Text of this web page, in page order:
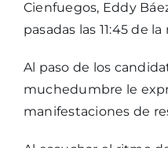
Cienfuegos, Eddy
pasadas las 11:45 de
Al paso de los
muchedumbre le
manifestaciones de